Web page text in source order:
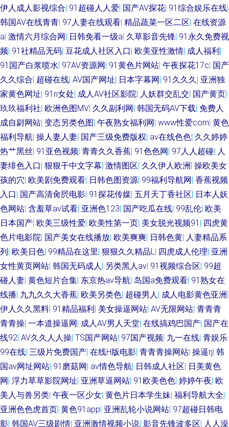
最新版片 91官网 人人爽人人爽 欧美人妖另类 操少妇射精 熟女少妇一二区
www五月天色 五月天com 人妻绯色入口 海角社区猫先生 韩国电影色色 熟女
少妇系列 午夜色色片 另类欧美性爱 91国产视频大全 91成年人观看 爱豆成人
网站 91wz 色五月丁香综合网 日本不卡影院 91网亚洲蜜桃 午夜激情福利AV
午夜伦理福利 欧美亚成人网 超碰人碰人 久草最新网址 天天干精品在线 97操
人妻人妻 日韩精品视频网址 欧美爽爽 三级片网av 91日韩入口 超碰碰人人操
菠萝αⅴ 国语精品对白 色友一区二区三区 超碰人人乐 丁香福利导航 亚洲性爱
另类 91色淫网 97超碰网 大香蕉大香蕉蜜 国产后入链接 青青草青娱乐 91免
费视频网 91链接免费下载 91蜜拍 岛国有码av 久草视频福利在线 东京热15p
久久青青草 91视频免费看 肏屄日韩网址 欧美h版在线 AV激情网站 人妻激情
性爱小说 超碰国产人人草 91n免费处女 色色午夜影院 日韩一页综合区 超碰
人妻人人搞 色偷偷青青草97 91成人蜜桃在线 91豆花导航 老司机福利导航站
AV午夜激情 无码熟妇人妻AV 豆花传媒网官网 黄色网子 日韩草草草 玖玖玖草
网 91视频自 另类色图后院 91炮图在线播放 人人妻人人插 91色蝌蚪 五月激
激综合网 操碰激情网 91蜜桃特黄A片 色中色色导航 视频91在线国产 传媒91
伊人成人影视综合| 91超碰人人爱| 国产AV探花| 91综合娱乐在线|
韩国AV在线青青| 97人妻在线观看| 精品蔬菜一区二区| 在线资源
a| 激情六月综合网| 日韩免看一级a| 久草影音先锋| 91永久免费视
频| 91社精品无码| 豆花成人社区入口| 欧美亚性激情| 成人福利|
91国产白浆喷水| 97AV资源网| 91黄色片网站| 午夜探花17c| 国产
久久综合| 超碰在线| AV国产网址| 日本字幕网| 91久久久| 亚洲独
家黄色网址| 91n女处| 成人AV社区影院| 人妖群交乱交| 国产黄页|
玖玖福利社| 欧洲色图MV| 久久副利网| 韩国无码AV下载| 免费人
成自尉网站| 变态另类色图| 午夜熟女福利网| www性爱com| 黄色
福利导航| 操人妻人妻| 国产三级免费版权| av在线色色| 久久婷婷
热艹黑丝| 91亚色视频| 青青久久香蕉| 91色色网| 97人人超碰| 人
妻绯色入口| 狠狠干中文字幕| 激情图区| 久久伊人欧洲 | 操欧美女
孩的穴| 欧美剧免费观看| 日韩色图资源| 99福利导航网| 香蕉视频
入口| 国产高清肏屄电影| 91探花传媒| 五月天丁香社区| 日本人妖
色网站| 含羞草av试看| 亚洲色123| 国产吃瓜在线| 99乱伦| 欧美
日本国产| 欧美三级性爱| 欧美性第一页| 美女脱光视频91 | 四虎黄
色片电影院| 国产美女在线播放| 欧美爽爽| 日韩色黄| 人妻精品系
列| 欧美日色| 99精品在这里| 狠狠久久精品L| 四虎成人伦理| 亚洲
女性黄页网站| 韩国无码成人| 另类黑人av| 91视频综合区| 99超
碰人妻| 黄色短片合集| 东京热av导航| 岛国a免费观看| 91熟女在
线播| 九九久久大香蕉| 欧美另类色| 超碰男人| 成人电影黄色亚洲 |
伊人久久黑料| 91精品福利| 美女操逼网站| AV无限网站| 青青青
青青操| 一本道操逼网| 成人AV男人天堂| 在线搞鸡巴国产| 国产在
线92| AV久久人人操| TS国产网站| 97国产视频| 九一在线| 青娱乐
99在线| 三级片免费国产| 在线H版电影| 青青青操网站| 操逼rj| 韩
国av网址网站| 91磨菇网| av情色导航| 日韩成人社区| 日美黄色
网| 浮力草草影院网址| 亚洲草逼网站| 91欧美色色| 婷婷午夜| 欧
美人与兽另类| 午夜一区少女| 黄色片日本学生妹| 福利导航大全|
亚洲色色虎首页| 黄色91app| 亚洲乱轮小说网站| 97超碰日韩电
影| 韩国AV三级剧情| 亚洲激情视频小说| 影音先锋波多区| 人人澡